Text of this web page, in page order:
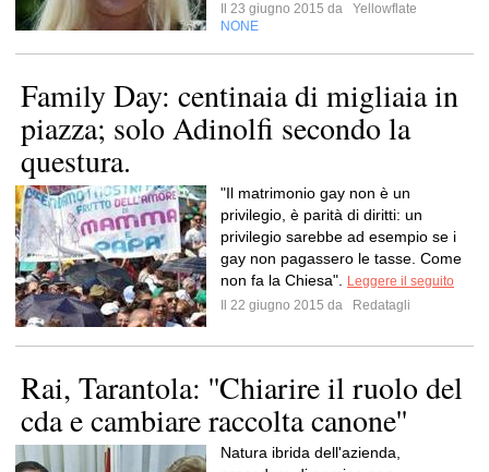
Il 23 giugno 2015 da
Yellowflate
NONE
Family Day: centinaia di migliaia in
piazza; solo Adinolfi secondo la
questura.
"Il matrimonio gay non è un
privilegio, è parità di diritti: un
privilegio sarebbe ad esempio se i
gay non pagassero le tasse. Come
non fa la Chiesa".
Leggere il seguito
Il 22 giugno 2015 da
Redatagli
Rai, Tarantola: ''Chiarire il ruolo del
cda e cambiare raccolta canone''
Natura ibrida dell'azienda,